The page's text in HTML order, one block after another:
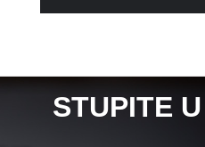
STUPITE